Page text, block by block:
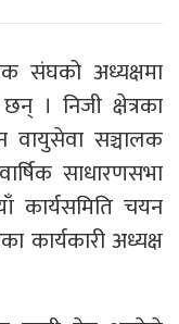
संघको अध्यक्षमा
। निजी क्षेत्रका
वायुसेवा सञ्चालक
साधारणसभा
कार्यसमिति चयन
कार्यकारी अध्यक्ष